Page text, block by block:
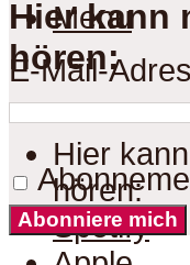
Menu
Hier kann
hören:
Hier
hören:
Spotify
E-Mail-
Abonniere mich